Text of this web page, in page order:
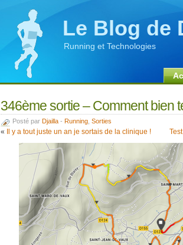
Le Blog de
Running et Technologies
346ème sortie – Comment bien
Posté par Djailla - Running Sorties
« Il y a tout juste un an je sortais de la clinique !